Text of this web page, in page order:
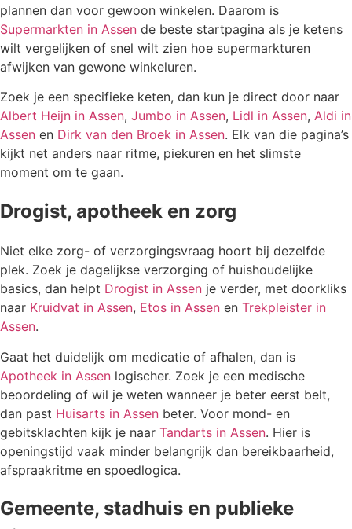
plannen dan voor gewoon winkelen. Daarom is
Supermarkten in Assen de beste startpagina als je ketens
wilt vergelijken of snel wilt zien hoe supermarkturen
afwijken van gewone winkeluren.
Zoek je een specifieke keten, dan kun je direct door naar
Albert Heijn in Assen, Jumbo in Assen, Lidl in Assen, Aldi in
Assen en Dirk van den Broek in Assen. Elk van die pagina’s
kijkt net anders naar ritme, piekuren en het slimste
moment om te gaan.
Drogist, apotheek en zorg
Niet elke zorg- of verzorgingsvraag hoort bij dezelfde
plek. Zoek je dagelijkse verzorging of huishoudelijke
basics, dan helpt Drogist in Assen je verder, met doorkliks
naar Kruidvat in Assen, Etos in Assen en Trekpleister in
Assen.
Gaat het duidelijk om medicatie of afhalen, dan is
Apotheek in Assen logischer. Zoek je een medische
beoordeling of wil je weten wanneer je beter eerst belt,
dan past Huisarts in Assen beter. Voor mond- en
gebitsklachten kijk je naar Tandarts in Assen. Hier is
openingstijd vaak minder belangrijk dan bereikbaarheid,
afspraakritme en spoedlogica.
Gemeente, stadhuis en publieke